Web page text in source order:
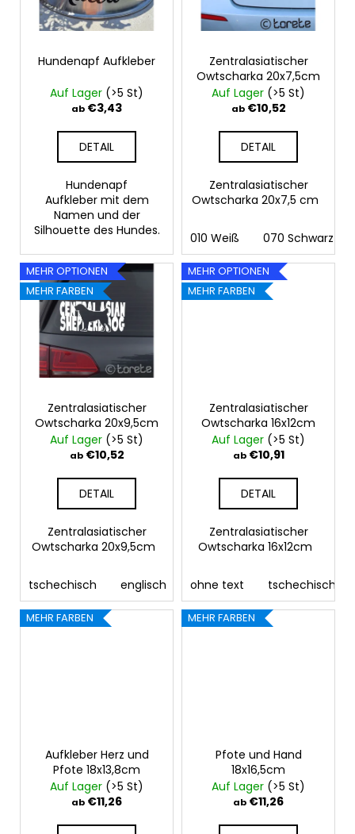
Hundenapf Aufkleber
Auf Lager (>5 St)
ab €3,43
DETAIL
Hundenapf
Aufkleber mit dem
Namen und der
Silhouette des Hundes.
Zentralasiatischer
Owtscharka 20x7,5cm
Auf Lager (>5 St)
ab€10,52
DETAIL
Zentralasiatischer
Owtscharka 20x7,5 cm
010 Weiß 070 Schwarz
MEHR OPTIONEN
MEHR FARBEN
Zentralasiatischer
Owtscharka 20x9,5cm
Auf Lager (>5 St)
ab€10,52
DETAIL
Zentralasiatischer
Owtscharka 20x9,5cm
tschechisch englisch
MEHR OPTIONEN
MEHR FARBEN
Zentralasiatischer
Owtscharka 16x12cm
Auf Lager (>5 St)
ab€10,91
DETAIL
Zentralasiatischer
Owtscharka 16x12cm
ohne text tschechisch
MEHR FARBEN
Aufkleber Herz und
Pfote 18x13,8cm
Auf Lager (>5 St)
ab €11,26
MEHR FARBEN
Pfote und Hand
18x16,5cm
Auf Lager (>5 St)
ab €11,26